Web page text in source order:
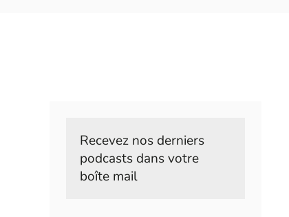
Recevez nos derniers
podcasts dans votre
boîte mail